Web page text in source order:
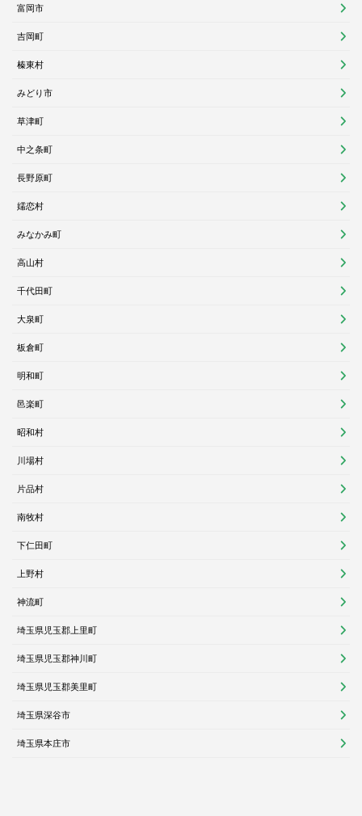
富岡市
吉岡町
榛東村
みどり市
草津町
中之条町
長野原町
嬬恋村
みなかみ町
高山村
千代田町
大泉町
板倉町
明和町
邑楽町
昭和村
川場村
片品村
南牧村
下仁田町
上野村
神流町
埼玉県児玉郡上里町
埼玉県児玉郡神川町
埼玉県児玉郡美里町
埼玉県深谷市
埼玉県本庄市